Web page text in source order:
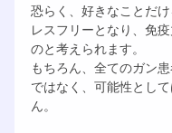
恐らく、好きなことだ
レスフリーとなり、免
のと考えられます。
もちろん、全てのガン
ではなく、可能性とし
ん。